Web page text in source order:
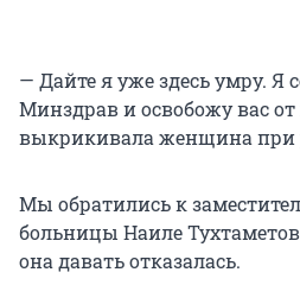
— Дайте я уже здесь умру. Я
Минздрав и освобожу вас
выкрикивала женщина при
Мы обратились к
больницы Наиле
она давать отказалась.